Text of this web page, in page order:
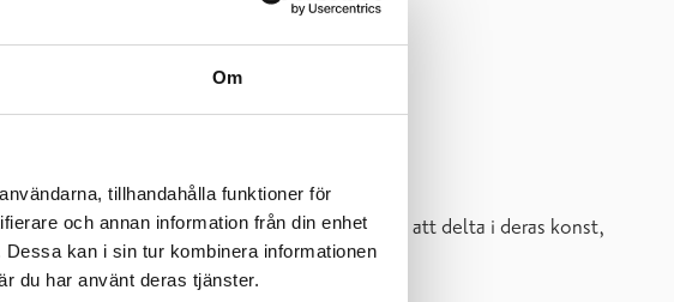
Om
tillhandahålla funktioner för
och annan information från din enhet
kan i sin tur kombinera informationen
du har använt deras tjänster.
6.5 i Galleri Perspektivet. Du är välkommen att delta i deras konst,